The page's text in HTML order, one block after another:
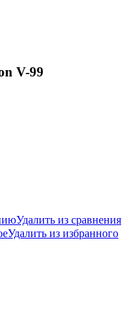
V-99
Удалить из сравнения
Удалить из избранного